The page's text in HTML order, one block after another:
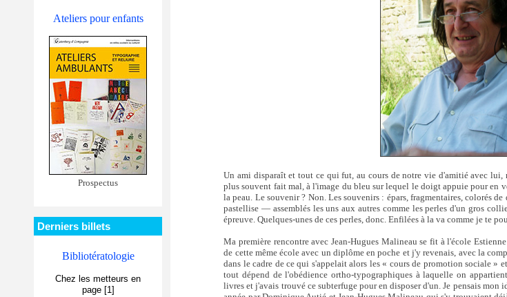
Ateliers pour enfants
Prospectus
Derniers billets
Bibliotératologie
Chez les metteurs en
page [1]
Un ami disparaît et tout ce qui fut, au cours de notre vie d'amitié avec lui,
plus souvent fait mal, à l'image du bleu sur lequel le doigt appuie pour en
la peau. Le souvenir ? Non. Les souvenirs : épars, fragmentaires, colorés
pastellise — assemblés les uns aux autres comme les perles d'un gros
épreuve. Quelques-unes de ces perles, donc. Enfilées à la va comme je te
Ma première rencontre avec Jean-Hugues Malineau se fit à l'école
de cette même école avec un diplôme en poche et j'y revenais, avec la
dans le cadre de ce qui s'appelait alors les « cours de promotion sociale »
tout dépend de l'obédience ortho-typographiques à laquelle on
livres et j'avais trouvé ce subterfuge pour en disposer d'un. Je pensais mon